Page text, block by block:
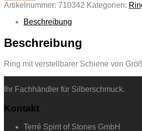
Artikelnummer: 710342 Kategorien:
Beschreibung
Beschreibung
Ring mit verstellbarer Schiene von
Ihr Fachhändler für Silberschmuck.
Kontakt
Terré Spirit of Stones GmbH